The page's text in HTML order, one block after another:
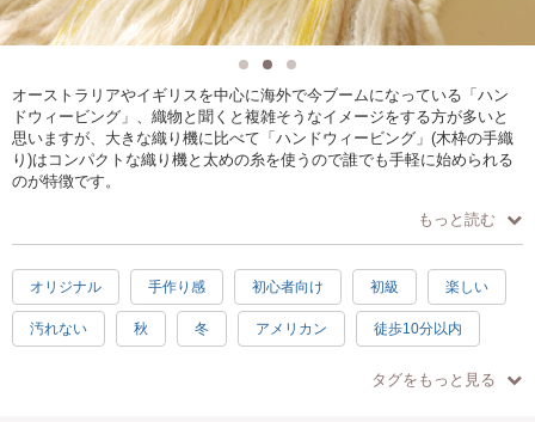
オーストラリアやイギリスを中心に海外で今ブームになっている「ハン
ドウィービング」、織物と聞くと複雑そうなイメージをする方が多いと
思いますが、大きな織り機に比べて「ハンドウィービング」(木枠の手織
り)はコンパクトな織り機と太めの糸を使うので誰でも手軽に始められる
のが特徴です。
このコースでは数種類の基本の織り方を学びながらタペストリーを作成
します。
☆2019年中は講師が日本にいないため休講となります。参加希望の方は
ぜひお早めにご予約ください＾＾
もっと読む
オリジナル 手作り感 初心者向け 初級 楽しい
汚れない 秋 冬 アメリカン 徒歩10分以内
春 夏
タグをもっと見る